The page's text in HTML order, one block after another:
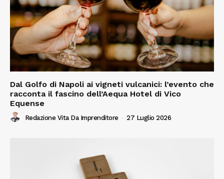
Dal Golfo di Napoli ai vigneti vulcanici: l’evento che
racconta il fascino dell’Aequa Hotel di Vico
Equense
Redazione Vita Da Imprenditore - 27 Luglio 2026